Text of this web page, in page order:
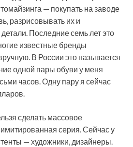
— покупать на заводе
разрисовывать их и
Последние семь лет это
известные бренды
В России это называется
одной пары обуви у меня
часов. Одну пару я сейчас
сделать массовое
серия. Сейчас у
— художники, дизайнеры.